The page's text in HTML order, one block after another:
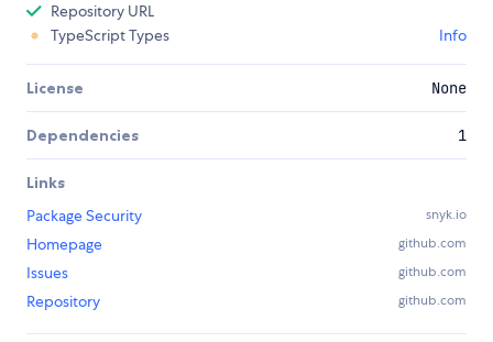
Repository URL
TypeScript Types
Info
License None
Dependencies 1
Links
Package Security
snyk.io
Homepage github.com
Issues github.com
Repository github.com